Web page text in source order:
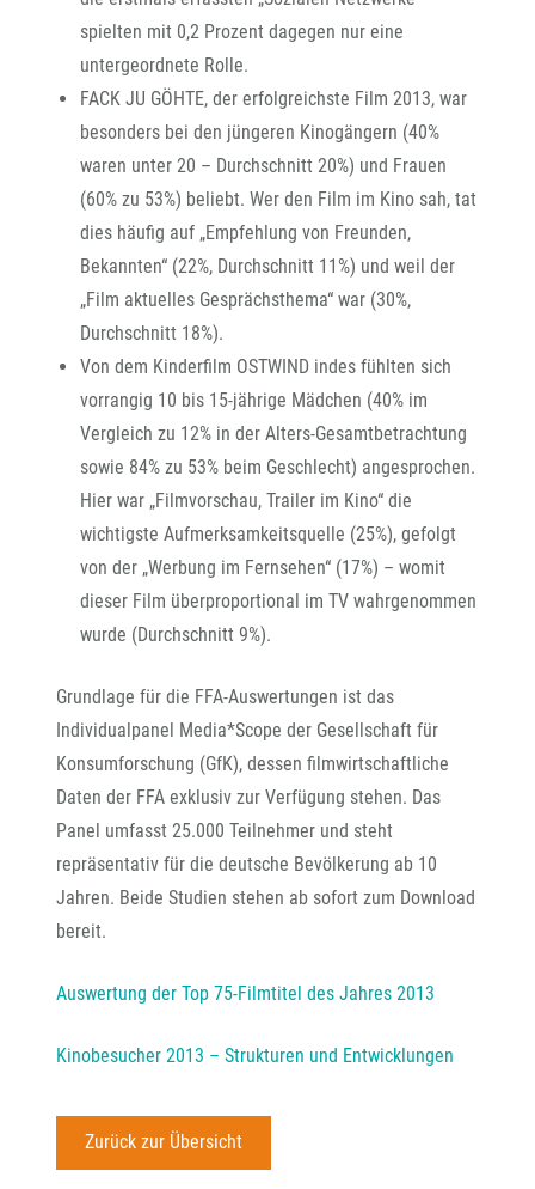
spielten mit 0,2 Prozent dagegen nur eine
untergeordnete Rolle.
FACK JU GÖHTE, der erfolgreichste Film 2013, war
besonders bei den jüngeren Kinogängern (40%
waren unter 20 – Durchschnitt 20%) und Frauen
(60% zu 53%) beliebt. Wer den Film im Kino sah, tat
dies häufig auf „Empfehlung von Freunden,
Bekannten“ (22%, Durchschnitt 11%) und weil der
„Film aktuelles Gesprächsthema“ war (30%,
Durchschnitt 18%).
Von dem Kinderfilm OSTWIND indes fühlten sich
vorrangig 10 bis 15-jährige Mädchen (40% im
Vergleich zu 12% in der Alters-Gesamtbetrachtung
sowie 84% zu 53% beim Geschlecht) angesprochen.
Hier war „Filmvorschau, Trailer im Kino“ die
wichtigste Aufmerksamkeitsquelle (25%), gefolgt
von der „Werbung im Fernsehen“ (17%) – womit
dieser Film überproportional im TV wahrgenommen
wurde (Durchschnitt 9%).
Grundlage für die FFA-Auswertungen ist das
Individualpanel Media*Scope der Gesellschaft für
Konsumforschung (GfK), dessen filmwirtschaftliche
Daten der FFA exklusiv zur Verfügung stehen. Das
Panel umfasst 25.000 Teilnehmer und steht
repräsentativ für die deutsche Bevölkerung ab 10
Jahren. Beide Studien stehen ab sofort zum Download
bereit.
Auswertung der Top 75-Filmtitel des Jahres 2013
Kinobesucher 2013 – Strukturen und Entwicklungen
Zurück zur Übersicht